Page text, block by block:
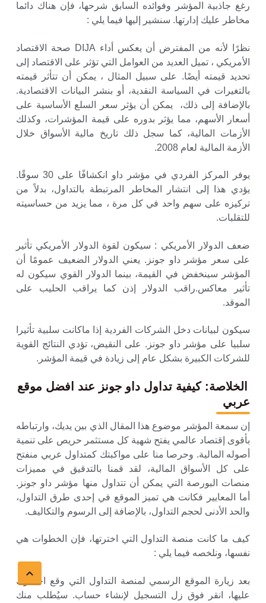
رغغ جاذبية المؤشر وفوائده السابق شرحها، فإن هناك دائما
مخاطر عليك إدارتها. سنشير إليها فيما يلي :
نظرًا لأنه من المفترض أن يعكس أداء DIJA صحة الاقتصاد
الأمريكي ، تميل العديد من العوامل التي تؤثر على الاقتصاد إلى
تحديد قيمته أيضًا. على سبيل المثال ، يمكن أن تتأثر قيمته
بالتغيرات في السياسة النقدية، أو بنشر البيانات الاقتصادية.
بالإضافة إلى ذلك، يمكن أن يؤثر سعر السلع الأساسية على
أسعار الأسهم، مما يؤثر بدوره على قيمة المؤشرات، وكذلك
الأزمات المالية، كما سجل ذلك تاريخ مالية الأسواق خلال
الأزمة المالية لعام 2008.
يوفر المركز الفردي في مؤشر داو انكشافًا على 30 سوقًا.
يؤدي هذا إلى انتشار المخاطر المرتبطة بالتداول، بدلاً من
تركيزه على سهم واحد في كل مرة ، مما يزيد من حساسيته
للتقلبات.
ضعف الدولار الأمريكي : سيكون لقوة الدولار الأمريكي تأثير
على سعر مؤشر داو جونز. يعني الدولار الضعيف عمومًا أن
المؤشر سينخفض في القيمة، بينما الدولار القوي سيكون له
تأثير معاكس.راقب الدولار إذن كما يراقب الحليب على
الموقد.
سيكون لبيانات دخل الشركات الفردية إذا ماكانت سلبية تأثيرا
سلبيا على مؤشر داو جونز. على النقيض، تؤدي النتائج القوية
للشركات الكبيرة بشكل عام إلى زيادة في قيمة المؤشر.
الخلاصة:كيفية تداول داو جونز عند افضل موقع
عربي
إن سمعة المؤشر موضوع هذا المقال الذي بين يديك، وارتباطه
بأقوى إقتصاد عالمي يفتح شهية كل مستثمر حريص على تنمية
أصوله المالية. وحرصا منا على مواكبتك كمتداول عربي منفتح
على كل الأسواق المالية، لقد قمنا بالتدقيق في مميزات
منصات البورصة التي يمكن أن تتداول منها مؤشر داو جونز.
أما المعايير فكانت هي تميز الموقع في إحدى طرق التداول،
والحد الأدنى لحجم التداول، بالإضافة إلى الرسوم والتكاليف.
كيف ما كانت منصة التداول التي اخترتها، فإن الخطوات هي
نفسها، ونلخصه فيما يلي :
بعد زيارة الموقع الرسمي لمنصة التداول التي وقع اختيارك
عليها، انقر فوق زل التسجيل لإنشاء حساب. سيُطلب منك